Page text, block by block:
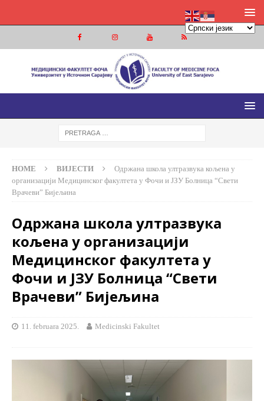
МЕДИЦИНСКИ ФАКУЛТЕТ ФОЧА
МЕДИЦИНСКИ ФАКУЛТЕТ УНИВЕРЗИТЕТА У ИСТОЧНОМ
HOME ВИЈЕСТИ
Одржана школа ултразвука кољена у
организацији Медицинског факултета у Фочи и ЈЗУ Болница “Свети
Врачеви” Бијељина
Одржана школа ултразвука
кољена у организацији
Медицинског факултета у
Фочи и ЈЗУ Болница “Свети
Врачеви” Бијељина
11. februara 2025. Medicinski Fakultet